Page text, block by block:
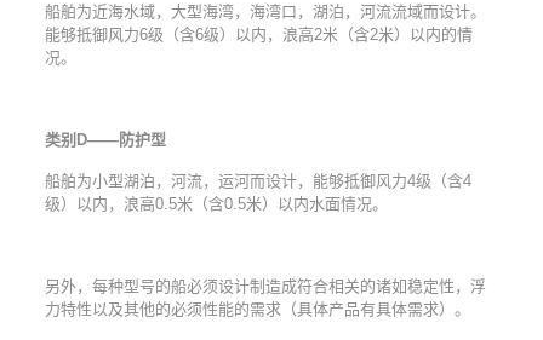
船舶为近海水域，大型海湾，海湾口，湖泊，河流流域而设计。
能够抵御风力6级（含6级）以内，浪高2米（含2米）以内的情
况。
类别D——防护型
船舶为小型湖泊，河流，运河而设计，能够抵御风力4级（含4
级）以内，浪高0.5米（含0.5米）以内水面情况。
另外，每种型号的船必须设计制造成符合相关的诸如稳定性，浮
力特性以及其他的必须性能的需求（具体产品有具体需求）。